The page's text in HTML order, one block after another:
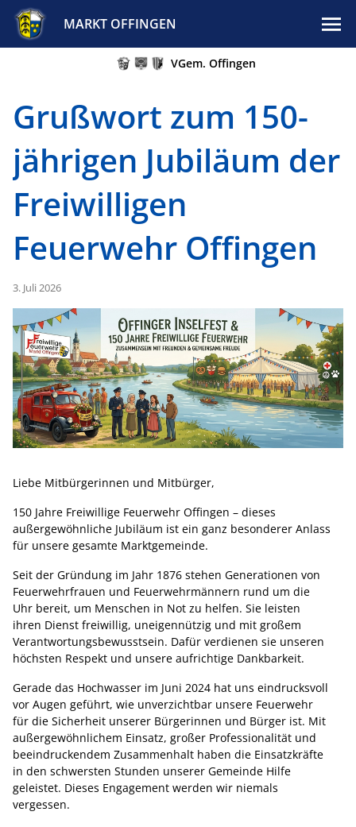
MARKT OFFINGEN
VGem. Offingen
Grußwort zum 150-
jährigen Jubiläum der
Freiwilligen
Feuerwehr Offingen
3. Juli 2026
Liebe Mitbürgerinnen und Mitbürger,
150 Jahre Freiwillige Feuerwehr Offingen – dieses
außergewöhnliche Jubiläum ist ein ganz besonderer Anlass
für unsere gesamte Marktgemeinde.
Seit der Gründung im Jahr 1876 stehen Generationen von
Feuerwehrfrauen und Feuerwehrmännern rund um die
Uhr bereit, um Menschen in Not zu helfen. Sie leisten
ihren Dienst freiwillig, uneigennützig und mit großem
Verantwortungsbewusstsein. Dafür verdienen sie unseren
höchsten Respekt und unsere aufrichtige Dankbarkeit.
Gerade das Hochwasser im Juni 2024 hat uns eindrucksvoll
vor Augen geführt, wie unverzichtbar unsere Feuerwehr
für die Sicherheit unserer Bürgerinnen und Bürger ist. Mit
außergewöhnlichem Einsatz, großer Professionalität und
beeindruckendem Zusammenhalt haben die Einsatzkräfte
in den schwersten Stunden unserer Gemeinde Hilfe
geleistet. Dieses Engagement werden wir niemals
vergessen.